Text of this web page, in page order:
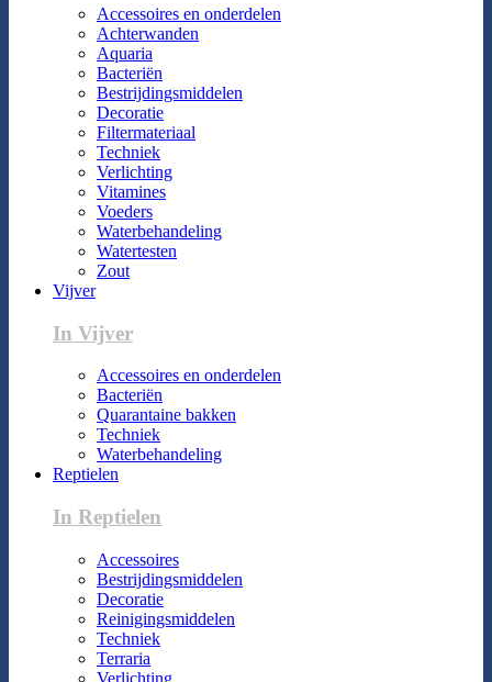
Accessoires en onderdelen
Achterwanden
Aquaria
Bacteriën
Bestrijdingsmiddelen
Decoratie
Filtermateriaal
Techniek
Verlichting
Vitamines
Voeders
Waterbehandeling
Watertesten
Zout
Vijver
In Vijver
Accessoires en onderdelen
Bacteriën
Quarantaine bakken
Techniek
Waterbehandeling
Reptielen
In Reptielen
Accessoires
Bestrijdingsmiddelen
Decoratie
Reinigingsmiddelen
Techniek
Terraria
Verlichting